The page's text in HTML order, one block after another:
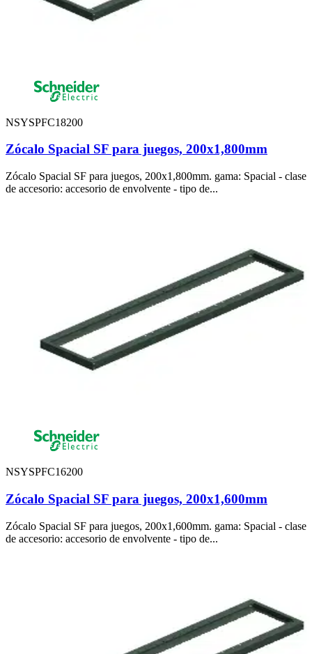
NSYSPFC18200
Zócalo Spacial SF para juegos, 200x1,800mm
Zócalo Spacial SF para juegos, 200x1,800mm. gama: Spacial - clase
de accesorio: accesorio de envolvente - tipo de...
NSYSPFC16200
Zócalo Spacial SF para juegos, 200x1,600mm
Zócalo Spacial SF para juegos, 200x1,600mm. gama: Spacial - clase
de accesorio: accesorio de envolvente - tipo de...